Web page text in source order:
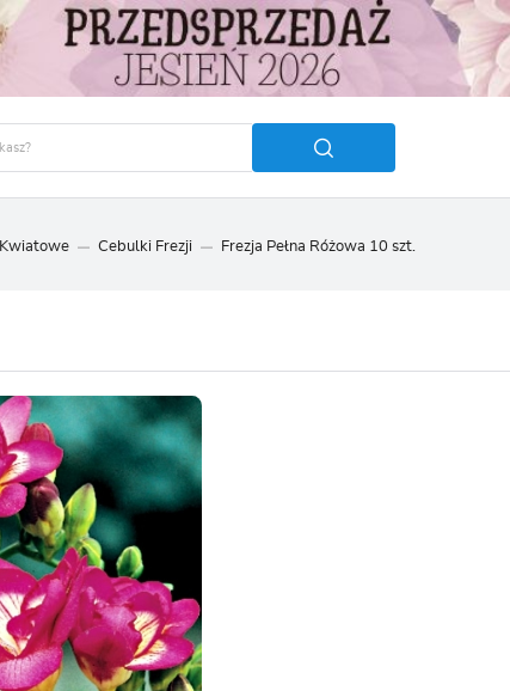
Zapomniałem hasła
SIĘ
podgląd statusu
brak konieczności
Cebulki Frezji Frezja Pełna Różowa 10 szt.